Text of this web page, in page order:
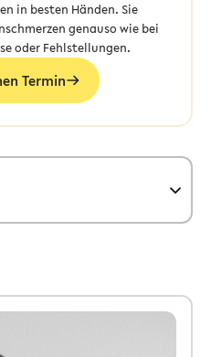
in besten Händen. Sie
genauso wie bei
oder Fehlstellungen.
Termin